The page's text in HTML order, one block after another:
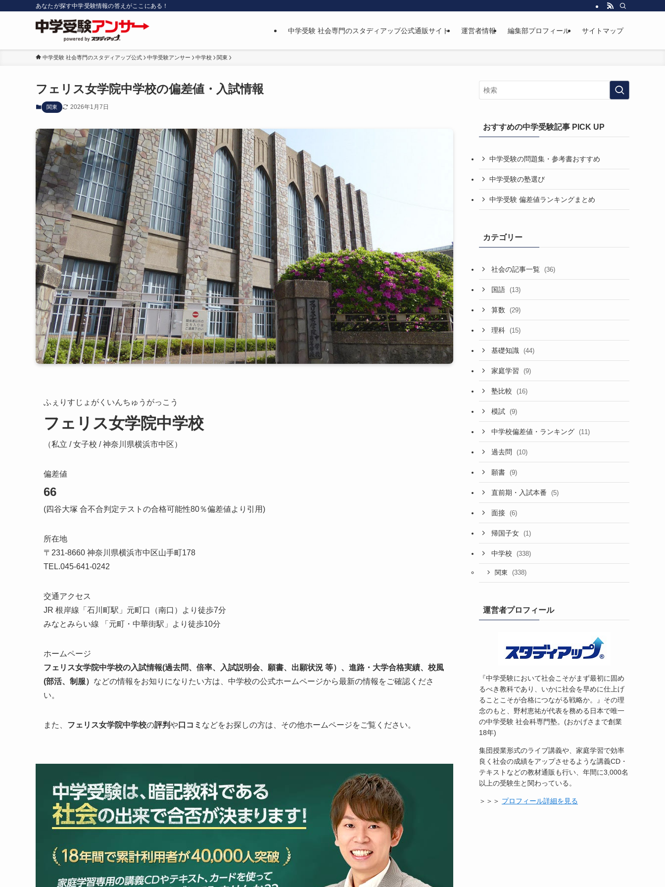
あなたが探す中学受験情報の答えがここにある！
中学受験 社会専門のスタディアップ公式通販サイト 運営者情報 編集部プロフィール サイトマップ
中学受験 社会専門のスタディアップ公式 中学受験アンサー 中学校 関東
フェリス女学院中学校の偏差値・入試情報
関東 2026年1月7日
ふぇりすじょがくいんちゅうがっこう
フェリス女学院中学校
（私立 / 女子校 / 神奈川県横浜市中区）
偏差値
66
(四谷大塚 合不合判定テストの合格可能性80％偏差値より引用)
所在地
〒231-8660 神奈川県横浜市中区山手町178
TEL.045-641-0242
交通アクセス
JR 根岸線「石川町駅」元町口（南口）より徒歩7分
みなとみらい線 「元町・中華街駅」より徒歩10分
ホームページ
フェリス女学院中学校の入試情報(過去問、倍率、入試説明会、願書、出願状況 等）、進路・大学合格実績、校風
(部活、制服） などの情報をお知りになりたい方は、中学校の公式ホームページから最新の情報をご確認くださ
い。
また、 フェリス女学院中学校の評判や口コミ などをお探しの方は、その他ホームページをご覧ください。
おすすめの中学受験記事 PICK UP
中学受験の問題集・参考書おすすめ
中学受験の塾選び
中学受験 偏差値ランキングまとめ
カテゴリー
社会の記事一覧 (36)
国語 (13)
算数 (29)
理科 (15)
基礎知識 (44)
家庭学習 (9)
塾比較 (16)
模試 (9)
中学校偏差値・ランキング (11)
過去問 (10)
願書 (9)
直前期・入試本番 (5)
面接 (6)
帰国子女 (1)
中学校 (338)
関東 (338)
運営者プロフィール
『中学受験において社会こそがまず最初に固め
るべき教科であり、いかに社会を早めに仕上げ
ることこそが合格につながる戦略か。』その理
念のもと、野村恵祐が代表を務める日本で唯一
の中学受験 社会科専門塾。(おかげさまで創業
18年)
集団授業形式のライブ講義や、家庭学習で効率
良く社会の成績をアップさせるような講義CD・
テキストなどの教材通販も行い、年間に3,000名
以上の受験生と関わっている。
＞＞＞ プロフィール詳細を見る